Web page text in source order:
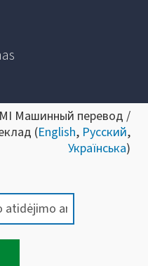
Машинный перевод /
(English, Русский,
Українська)